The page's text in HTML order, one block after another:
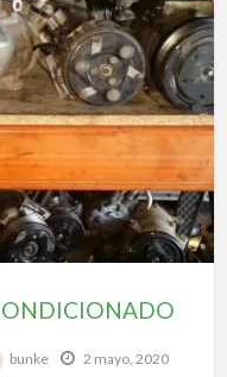
bunke 2 mayo, 2020